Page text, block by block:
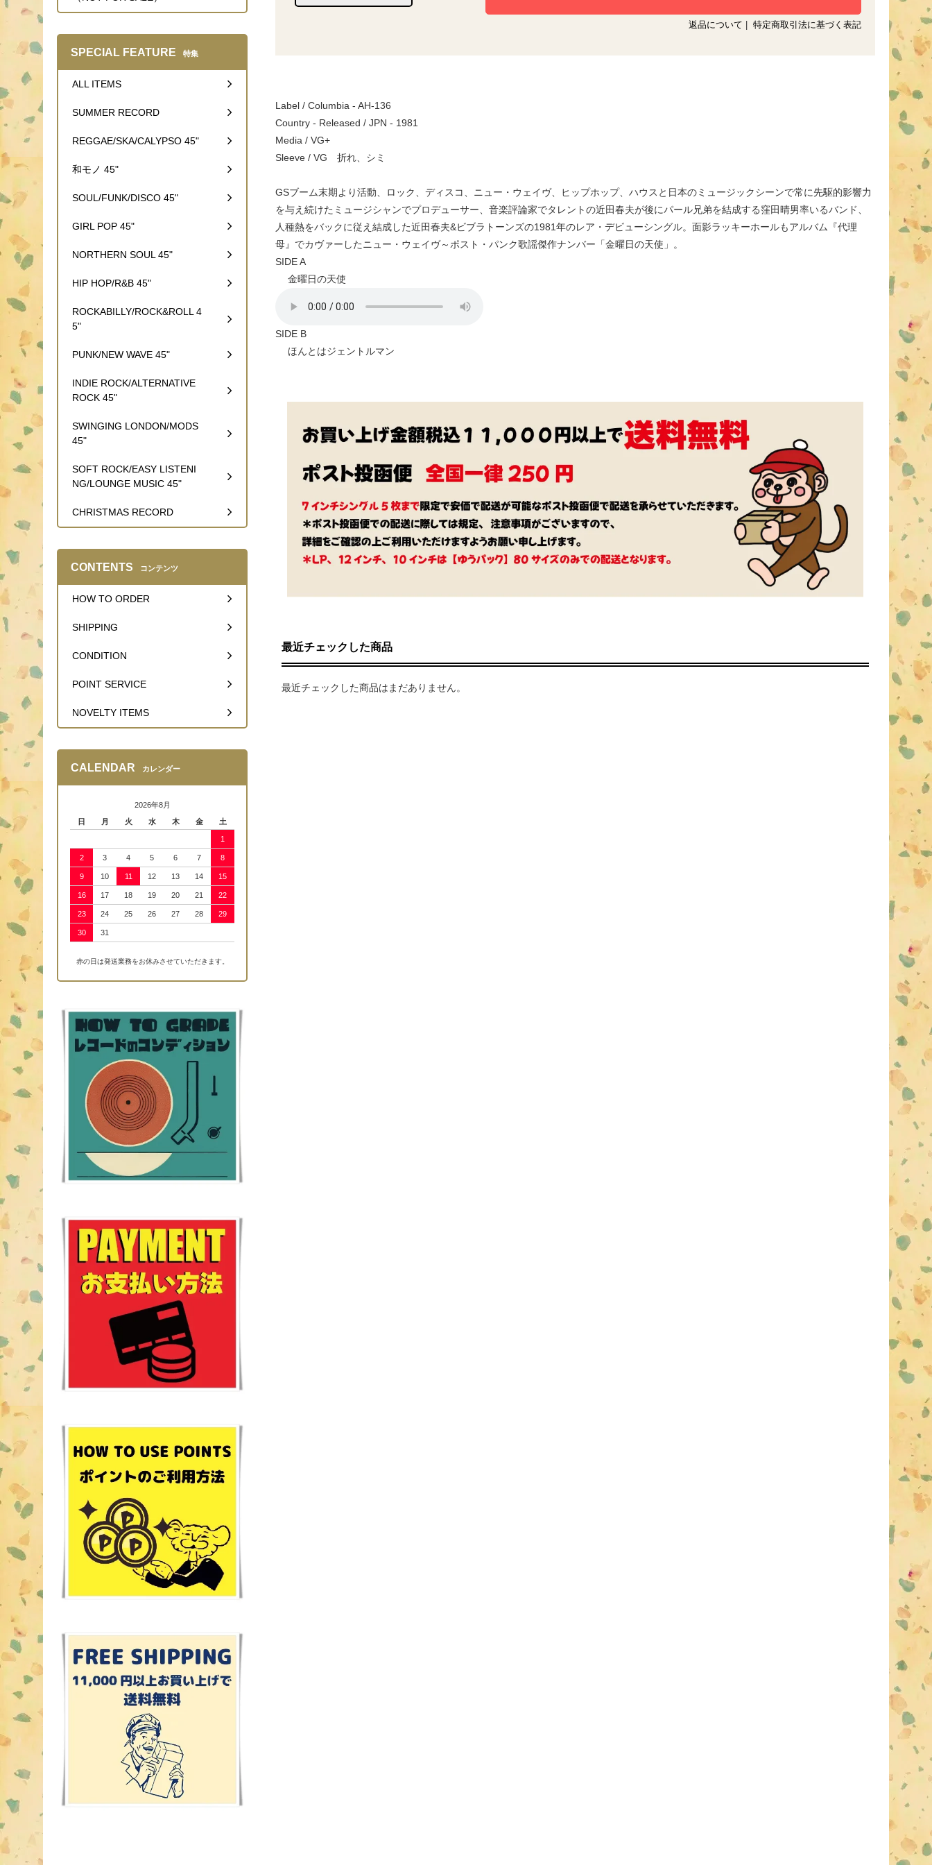
返品について 特定商取引法に基づく表記
Label / Columbia - AH-136
Country - Released / JPN - 1981
Media / VG+
Sleeve / VG 折れ、シミ
GSブーム末期より活動、ロック、ディスコ、ニュー・ウェイヴ、ヒップホップ、ハウスと日本のミュージックシーンで常に先駆的影響力
を与え続けたミュージシャンでプロデューサー、音楽評論家でタレントの近田春夫が後にパール兄弟を結成する窪田晴男率いるバンド、
人種熱をバックに従え結成した近田春夫&ビブラトーンズの1981年のレア・デビューシングル。面影ラッキーホールもアルバム『代理
母』でカヴァーしたニュー・ウェイヴ～ポスト・パンク歌謡傑作ナンバー「金曜日の天使」。
SIDE A
金曜日の天使
SIDE B
ほんとはジェントルマン
最近チェックした商品
最近チェックした商品はまだありません。
SPECIAL FEATURE 特集
ALL ITEMS
SUMMER RECORD
REGGAE/SKA/CALYPSO 45"
和モノ 45"
SOUL/FUNK/DISCO 45"
GIRL POP 45"
NORTHERN SOUL 45"
HIP HOP/R&B 45"
ROCKABILLY/ROCK&ROLL 4
5"
PUNK/NEW WAVE 45"
INDIE ROCK/ALTERNATIVE
ROCK 45"
SWINGING LONDON/MODS
45"
SOFT ROCK/EASY LISTENI
NG/LOUNGE MUSIC 45"
CHRISTMAS RECORD
CONTENTS コンテンツ
HOW TO ORDER
SHIPPING
CONDITION
POINT SERVICE
NOVELTY ITEMS
CALENDAR カレンダー
2026年8月
日
月 火 水 木 金 土
1
2 3 4 5 6 7 8
9 10 11 12 13 14 15
16 17 18 19 20 21 22
23 24 25 26 27 28 29
30 31
赤の日は発送業務をお休みさせていただきます。